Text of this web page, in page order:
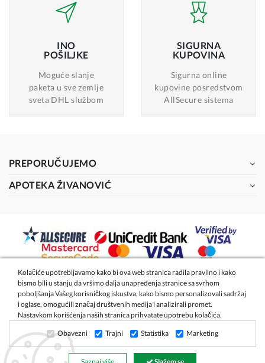
INO
POŠILJKE
Moguće slanje
paketa u sve zemlje
sveta DHL službom
SIGURNA
KUPOVINA
Sigurna online
kupovine posredstvom
AllSecure sistema
PREPORUČUJEMO
APOTEKA ŽIVANOVIĆ
2026 - Apoteka Magistra Živanović
Kolačiće upotrebljavamo kako bi ova web stranica radila pravilno i kako
bismo bili u stanju da vršimo dalja unapređenja stranice sa svrhom
poboljšanja Vašeg korisničkog iskustva, kako bismo personalizovali sadržaj
i oglase, omogućili značaj društvenih medija i analizirali promet.
Nastavkom korišćenja naših stranica prihvatate upotrebu kolačića.
Obavezni Trajni Statistika Marketing